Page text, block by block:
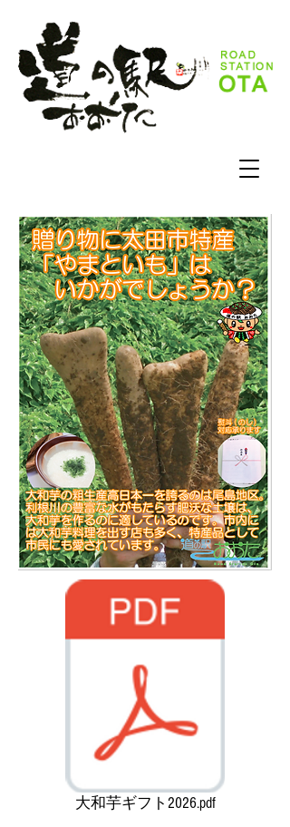
大和芋ギフト2026.pdf